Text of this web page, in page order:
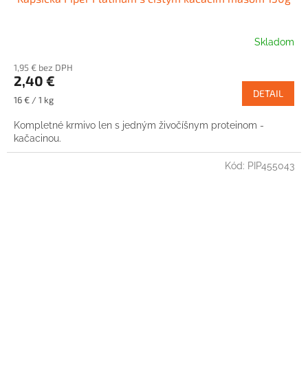
Skladom
1,95 € bez DPH
2,40 €
Jednotková
16 € / 1 kg
DETAIL
Kompletné krmivo len s jedným živočíšnym proteinom -
kačacinou.
Kód: PIP455043